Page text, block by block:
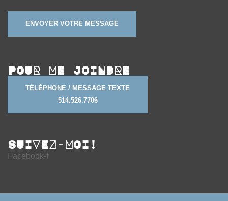
POUR ME JOINDRE
TÉLÉPHONE / MESSAGE TEXTE
514.526.7706
SUIVEZ-MOI!
Facebook-f